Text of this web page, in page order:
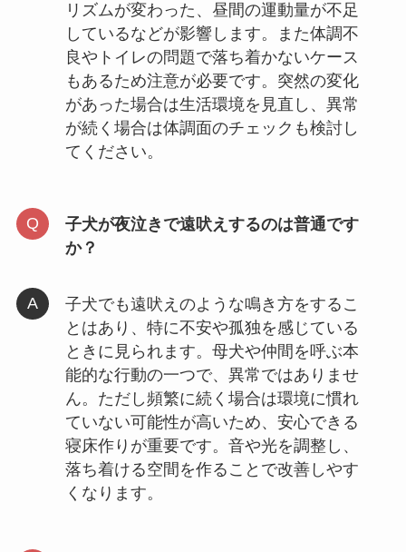
リズムが変わった、昼間の運動量が不足
しているなどが影響します。また体調不
良やトイレの問題で落ち着かないケース
もあるため注意が必要です。突然の変化
があった場合は生活環境を見直し、異常
が続く場合は体調面のチェックも検討し
てください。
子犬が夜泣きで遠吠えするのは普通です
か？
子犬でも遠吠えのような鳴き方をするこ
とはあり、特に不安や孤独を感じている
ときに見られます。母犬や仲間を呼ぶ本
能的な行動の一つで、異常ではありませ
ん。ただし頻繁に続く場合は環境に慣れ
ていない可能性が高いため、安心できる
寝床作りが重要です。音や光を調整し、
落ち着ける空間を作ることで改善しやす
くなります。